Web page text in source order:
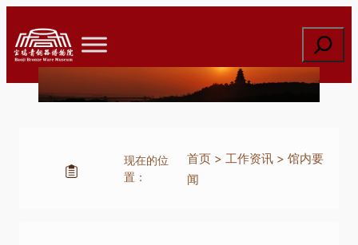
至
内
索
现在的位
置：
首页> 工作资讯> 馆内要
闻